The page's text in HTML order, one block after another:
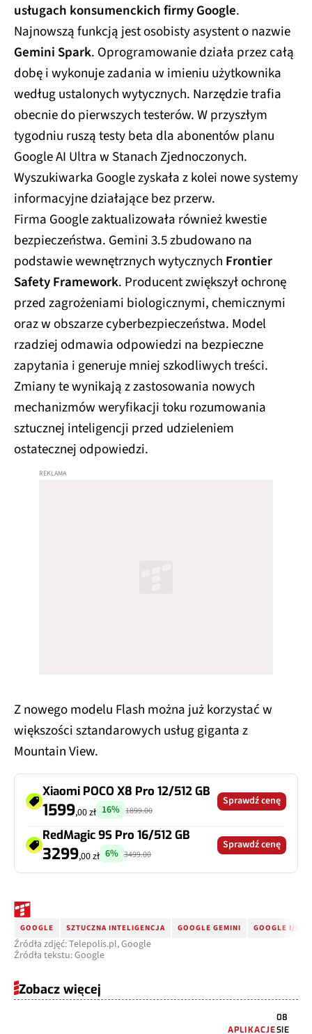
usługach konsumenckich firmy Google.
Najnowszą funkcją jest osobisty asystent o nazwie
Gemini Spark. Oprogramowanie działa przez całą
dobę i wykonuje zadania w imieniu użytkownika
według ustalonych wytycznych. Narzędzie trafia
obecnie do pierwszych testerów. W przyszłym
tygodniu ruszą testy beta dla abonentów planu
Google AI Ultra w Stanach Zjednoczonych.
Wyszukiwarka Google zyskała z kolei nowe systemy
informacyjne działające bez przerw.
Firma Google zaktualizowała również kwestie
bezpieczeństwa. Gemini 3.5 zbudowano na
podstawie wewnętrznych wytycznych Frontier
Safety Framework. Producent zwiększył ochronę
przed zagrożeniami biologicznymi, chemicznymi
oraz w obszarze cyberbezpieczeństwa. Model
rzadziej odmawia odpowiedzi na bezpieczne
zapytania i generuje mniej szkodliwych treści.
Zmiany te wynikają z zastosowania nowych
mechanizmów weryfikacji toku rozumowania
sztucznej inteligencji przed udzieleniem
ostatecznej odpowiedzi.
Z nowego modelu Flash można już korzystać w
większości sztandarowych usług giganta z
Mountain View.
Xiaomi POCO X8 Pro 12/512 GB
1599,00 zł 16% 1899.00
Sprawdź cenę
RedMagic 9S Pro 16/512 GB
3299,00 zł 6% 3499.00
Sprawdź cenę
GOOGLE SZTUCZNA INTELIGENCJA GOOGLE GEMINI GOOGLE I/O
Źródła zdjęć: Telepolis.pl, Google
Źródła tekstu: Google
Zobacz więcej
APLIKACJE
08
SIE